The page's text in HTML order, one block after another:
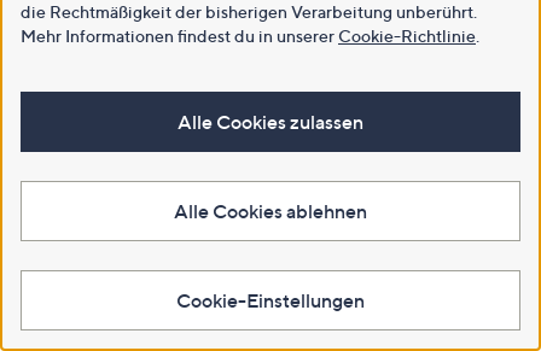
die Rechtmäßigkeit der bisherigen Verarbeitung unberührt.
Mehr Informationen findest du in unsererCookie-Richtlinie
Alle Cookies zulassen
Alle Cookies ablehnen
Cookie-Einstellungen